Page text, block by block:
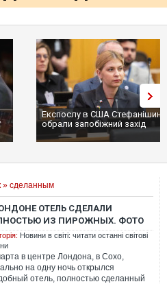
Експослу в США
обрали запобіжний захід
» сделанным
ОТЕЛЬ СДЕЛАЛИ
ИЗ ПИРОЖНЫХ. ФОТО
Новини в світі: читати останні світові
в центре Лондона, в Сохо,
на одну ночь открылся
отель, полностью сделанный